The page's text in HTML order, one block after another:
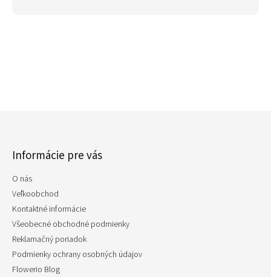
Informácie pre vás
O nás
Veľkoobchod
Kontaktné informácie
Všeobecné obchodné podmienky
Reklamačný poriadok
Podmienky ochrany osobných údajov
Flowerio Blog